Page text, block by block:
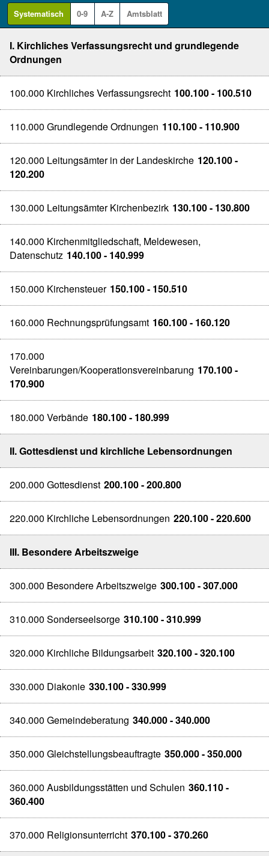
Systematisch 0-9 A-Z Amtsblatt
I. Kirchliches Verfassungsrecht und grundlegende
Ordnungen
100.000 Kirchliches Verfassungsrecht 100.100 - 100.510
110.000 Grundlegende Ordnungen 110.100 - 110.900
120.000 Leitungsämter in der Landeskirche 120.100 -
120.200
130.000 Leitungsämter Kirchenbezirk 130.100 - 130.800
140.000 Kirchenmitgliedschaft, Meldewesen,
Datenschutz 140.100 - 140.999
150.000 Kirchensteuer 150.100 - 150.510
160.000 Rechnungsprüfungsamt 160.100 - 160.120
170.000
Vereinbarungen/Kooperationsvereinbarung 170.100 -
170.900
180.000 Verbände 180.100 - 180.999
II. Gottesdienst und kirchliche Lebensordnungen
200.000 Gottesdienst 200.100 - 200.800
220.000 Kirchliche Lebensordnungen 220.100 - 220.600
III. Besondere Arbeitszweige
300.000 Besondere Arbeitszweige 300.100 - 307.000
310.000 Sonderseelsorge 310.100 - 310.999
320.000 Kirchliche Bildungsarbeit 320.100 - 320.100
330.000 Diakonie 330.100 - 330.999
340.000 Gemeindeberatung 340.000 - 340.000
350.000 Gleichstellungsbeauftragte 350.000 - 350.000
360.000 Ausbildungsstätten und Schulen 360.110 -
360.400
370.000 Religionsunterricht 370.100 - 370.260